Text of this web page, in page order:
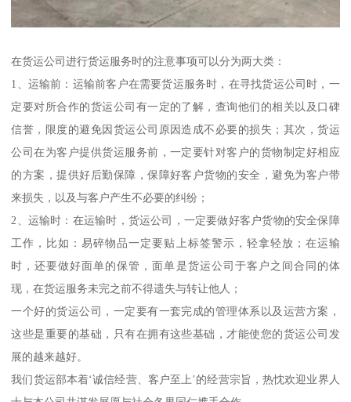
在货运公司进行货运服务时的注意事项可以分为两大类：
1、运输前：运输前客户在需要货运服务时，在寻找货运公司时，一
定要对所合作的货运公司有一定的了解，查询他们的相关以及口碑
信誉，限度的避免因货运公司原因造成不必要的损失；其次，货运
公司在为客户提供货运服务前，一定要针对客户的货物制定好相应
的方案，提供好后勤保障，保障好客户货物的安全，避免为客户带
来损失，以及与客户产生不必要的纠纷；
2、运输时：在运输时，货运公司，一定要做好客户货物的安全保障
工作，比如：易碎物品一定要贴上标签警示，轻拿轻放；在运输
时，还要做好面单的保管，面单是货运公司于客户之间合同的体
现，在货运服务未完之前不得遗失与转让他人；
一个好的货运公司，一定要有一套完成的管理体系以及运营方案，
这些是重要的基础，只有在拥有这些基础，才能使您的货运公司发
展的越来越好。
我们货运部本着‘诚信经营、客户至上’的经营宗旨，热忱欢迎业界人